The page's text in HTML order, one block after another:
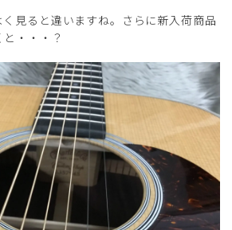
見ると違いますね。さらに新入荷商品
・・・？